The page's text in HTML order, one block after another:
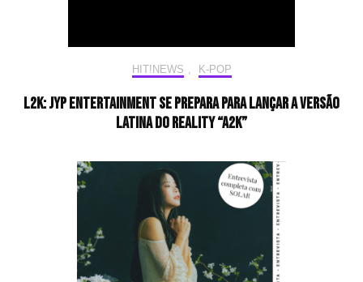
HIT!NEWS K-POP
L2K: JYP Entertainment se prepara para lançar a versão
latina do reality “A2K”